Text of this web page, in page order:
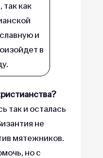
так как
и
в
так и осталась
не
мятежников.
но с